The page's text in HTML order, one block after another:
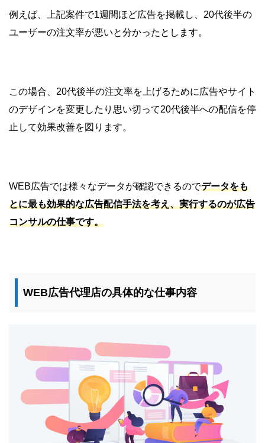
例えば、上記案件で1週間ほど広告を掲載し、20代後半の
ユーザーの注文率が悪いと分かったとします。
この場合、20代後半の注文率を上げるために広告やサイト
のデザインを変更したり思い切って20代後半への配信を停
止して効果改善を図ります。
WEB広告では様々なデータが確認できるのでデータをも
とに最も効果的な広告配信手法を考え、実行するのが広告
コンサルの仕事です。
WEB広告代理店の具体的な仕事内容